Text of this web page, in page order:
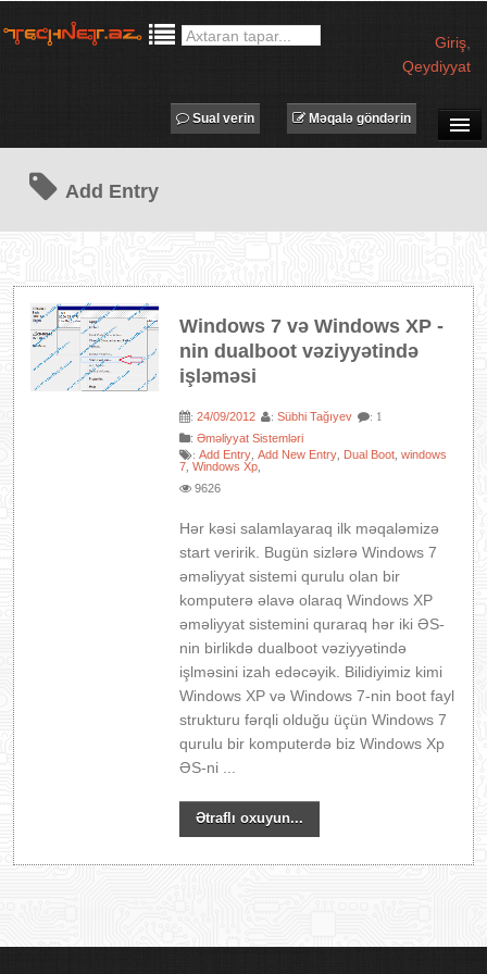
Giriş
Qeydiyyat
MƏQALƏLƏR
PROQRAMLAR
XƏBƏRLƏR
Məqalə göndərin
Sual verin
Add Entry
Windows 7 və Windows XP -
nin dualboot vəziyyətində
işləməsi
:24/09/2012 :Sübhi Tağıyev : 1
:Əməliyyat Sistemləri
:Add Entry ,Add New Entry Dual Boot ,windows
7 ,Windows Xp
9626
Hər kəsi salamlayaraq ilk məqaləmizə
start veririk. Bugün sizlərə Windows 7
əməliyyat sistemi qurulu olan bir
komputerə əlavə olaraq Windows XP
əməliyyat sistemini quraraq hər iki ƏS-
nin birlikdə dualboot vəziyyətində
işlməsini izah edəcəyik. Bilidiyimiz kimi
Windows XP və Windows 7-nin boot fayl
strukturu fərqli olduğu üçün Windows 7
qurulu bir komputerdə biz Windows Xp
ƏS-ni ...
Ətraflı oxuyun...